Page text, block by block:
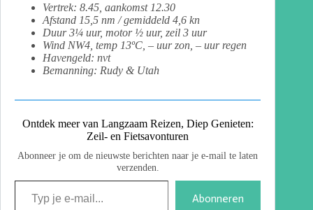
Vertrek: 8.45, aankomst 12.30
Afstand 15,5 nm / gemiddeld 4,6 kn
Duur 3¼ uur, motor ½ uur, zeil 3 uur
Wind NW4, temp 13ºC, – uur zon, – uur regen
Havengeld: nvt
Bemanning: Rudy & Utah
Ontdek meer van Langzaam Reizen, Diep Genieten:
Zeil- en Fietsavonturen
Abonneer je om de nieuwste berichten naar je e-mail te laten
verzenden.
Abonneren